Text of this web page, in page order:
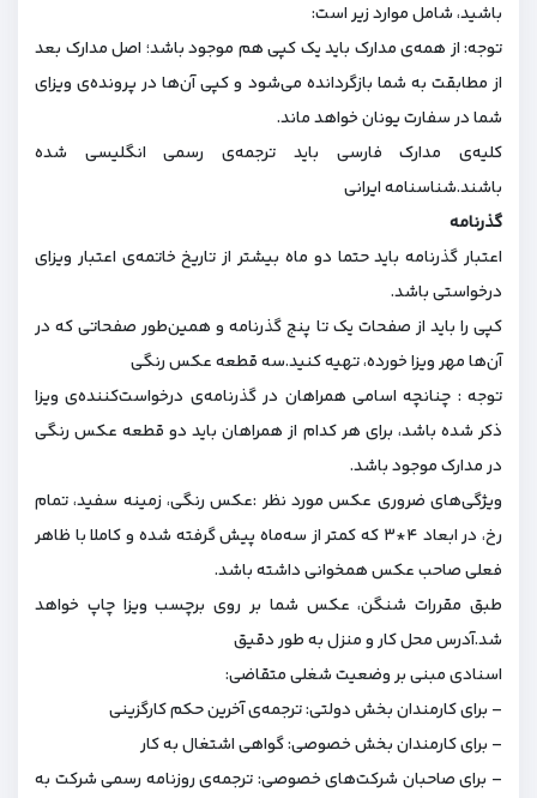
باشید، شامل موارد زیر است:
توجه: از همه‌ی مدارک باید یک کپی هم موجود باشد؛ اصل مدارک بعد
از مطابقت به شما بازگردانده می‌شود و کپی آن‌ها در پرونده‌ی ویزای
شما در سفارت یونان خواهد ماند.
کلیه‌ی مدارک فارسی باید ترجمه‌ی رسمی انگلیسی شده
باشند.شناسنامه ایرانی
گذرنامه
اعتبار گذرنامه باید حتما دو ماه بیشتر از تاریخ خاتمه‌ی اعتبار ویزای
درخواستی باشد.
کپی را باید از صفحات یک تا پنج گذرنامه و همین‌طور صفحاتی که در
آن‌ها مهر ویزا خورده، تهیه کنید.سه قطعه عکس رنگی
توجه : چنانچه اسامی همراهان در گذرنامه‌ی درخواست‌کننده‌ی ویزا
ذکر شده باشد، برای هر کدام از همراهان باید دو قطعه عکس رنگی
در مدارک موجود باشد.
ویژگی‌های ضروری عکس مورد نظر :عکس رنگی، زمینه سفید، تمام
رخ، در ابعاد ۴*۳ که کمتر از سه‌ماه پیش گرفته شده و کاملا با ظاهر
فعلی صاحب عکس همخوانی داشته باشد.
طبق مقررات شنگن، عکس شما بر روی برچسب ویزا چاپ خواهد
شد.آدرس محل کار و منزل به طور دقیق
اسنادی مبنی بر وضعیت شغلی متقاضی:
– برای کارمندان بخش دولتی: ترجمه‌ی آخرین حکم کارگزینی
– برای کارمندان بخش خصوصی‌: گواهی اشتغال به کار
– برای صاحبان شرکت‌های خصوصی: ترجمه‌ی روزنامه رسمی شرکت به